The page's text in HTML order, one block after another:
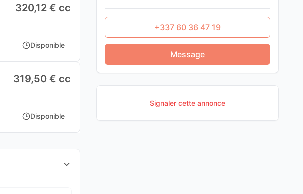
320,12 € cc
Disponible
319,50 € cc
Disponible
+337 60 36 47 19
Message
Signaler cette annonce